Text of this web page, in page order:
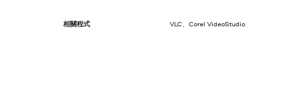
相關程式 VLC、Corel VideoStudio